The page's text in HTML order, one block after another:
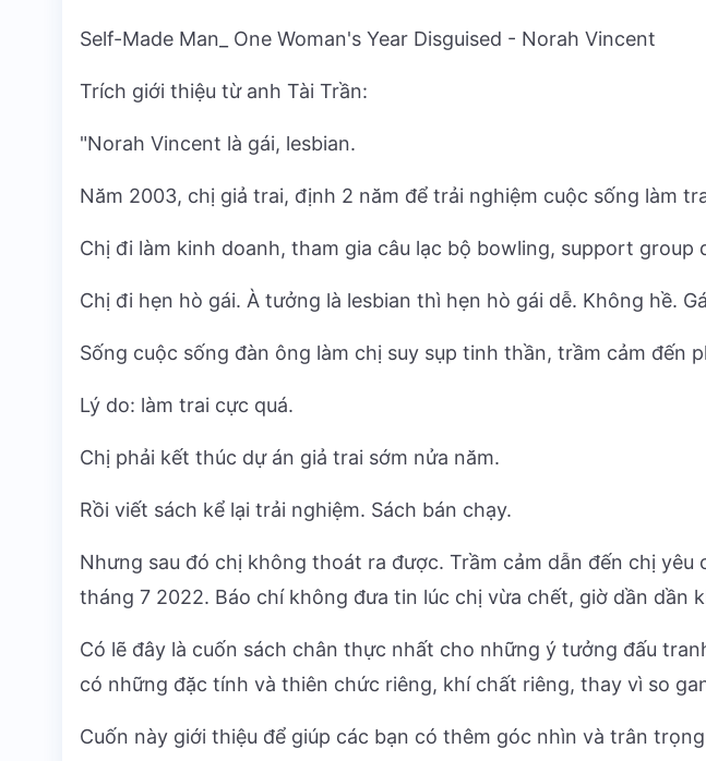
Self-Made Man_ One Woman's Year Disguised - Norah Vincent
Trích giới thiệu từ anh Tài Trần:
"Norah Vincent là gái, lesbian.
Năm 2003, chị giả trai, định 2 năm để trải nghiệm cuộc sống làm
Chị đi làm kinh doanh, tham gia câu lạc bộ bowling, support group
Chị đi hẹn hò gái. À tưởng là lesbian thì hẹn hò gái dễ. Không hề.
Sống cuộc sống đàn ông làm chị suy sụp tinh thần, trầm cảm đến
Lý do: làm trai cực quá.
Chị phải kết thúc dự án giả trai sớm nửa năm.
Rồi viết sách kể lại trải nghiệm. Sách bán chạy.
Nhưng sau đó chị không thoát ra được. Trầm cảm dẫn đến chị
tháng 7 2022. Báo chí không đưa tin lúc chị vừa chết, giờ dần dần
Có lẽ đây là cuốn sách chân thực nhất cho những ý tưởng đấu
có những đặc tính và thiên chức riêng, khí chất riêng, thay vì so
Cuốn này giới thiệu để giúp các bạn có thêm góc nhìn và trân